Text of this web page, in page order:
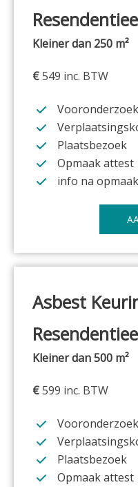
Kleiner dan 250 m²
€549 inc. BTW
Vooronderzoek
Plaatsbezoek
Opmaak attest
info na opmaak
Asbest
Kleiner dan 500 m²
€599 inc. BTW
Vooronderzoek
Plaatsbezoek
Opmaak attest